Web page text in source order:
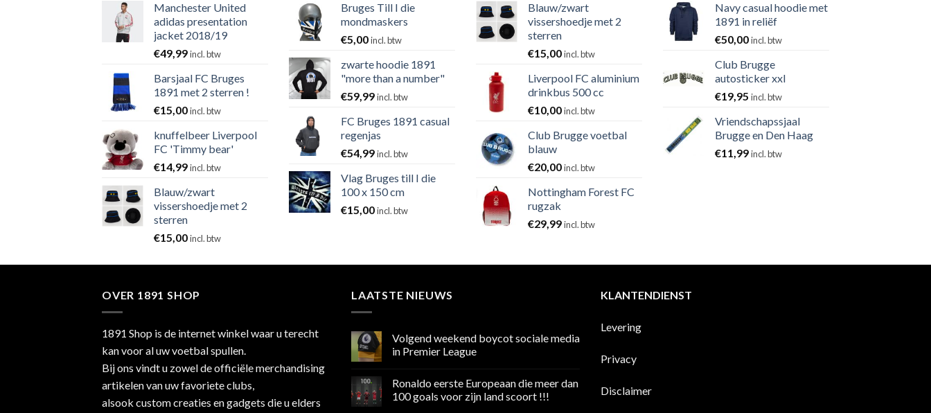
Manchester United
adidas presentation
jacket 2018/19
€49,99incl. btw
Barsjaal FC Bruges
1891 met 2 sterren !
€15,00incl. btw
knuffelbeer Liverpool
FC 'Timmy bear'
€14,99incl. btw
Blauw/zwart
vissershoedje met 2
sterren
€15,00incl. btw
Bruges Till I die
mondmaskers
€5,00incl. btw
zwarte hoodie 1891
"more than a number"
€59,99incl. btw
FC Bruges 1891 casual
regenjas
€54,99incl. btw
Vlag Bruges till I die
100 x 150 cm
€15,00incl. btw
Blauw/zwart
vissershoedje met 2
sterren
€15,00incl. btw
Liverpool FC aluminium
drinkbus 500 cc
€10,00incl. btw
Club Brugge voetbal
blauw
€20,00incl. btw
Nottingham Forest FC
rugzak
€29,99incl. btw
Navy casual hoodie met
1891 in reliëf
€50,00incl. btw
Club Brugge
autosticker xxl
€19,95 incl. btw
Vriendschapssjaal
Brugge en Den Haag
€11,99incl. btw
OVER 1891 SHOP
1891 Shop is de internet winkel waar u terecht
kan voor al uw voetbal spullen.
Bij ons vindt u zowel de officiële merchandising
artikelen van uw favoriete clubs,
alsook custom creaties en gadgets die u elders
LAATSTE NIEUWS
Volgend weekend boycot sociale media
in Premier League
op
Volgend
weekend
Ronaldo eerste Europeaan die meer dan
100 goals voor zijn land scoort !!!
KLANTENDIENST
Levering
Privacy
Disclaimer